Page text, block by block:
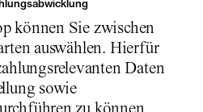
können Sie zwischen
auswählen. Hierfür
Daten
sowie
zu können.